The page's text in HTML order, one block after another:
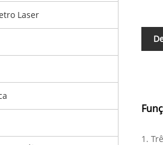
Laser
1.